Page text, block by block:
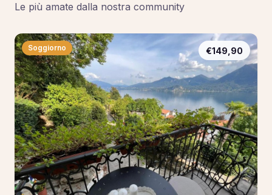
Le più amate dalla nostra community
Soggiorno €149,90